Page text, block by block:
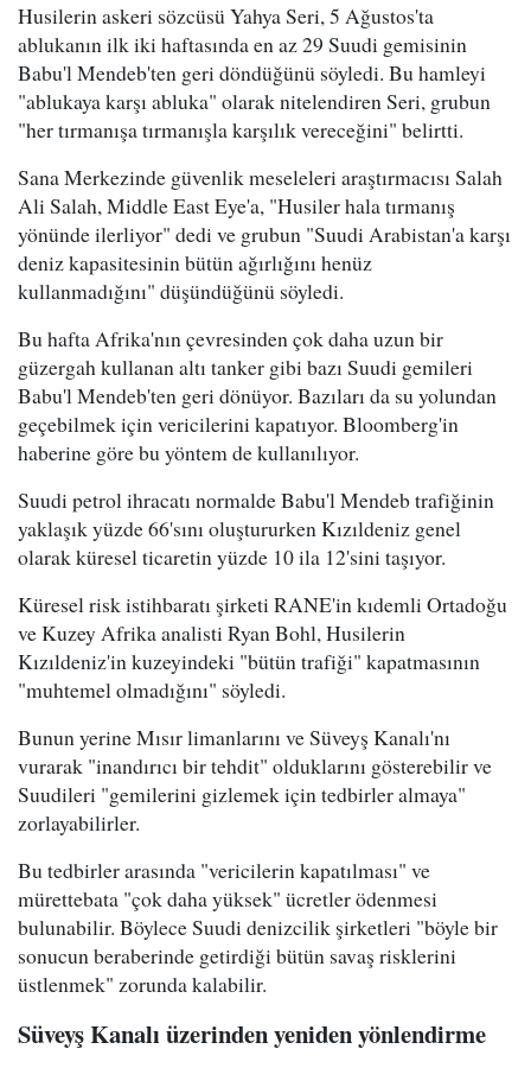
Husilerin askeri sözcüsü Yahya Seri, 5 Ağustos'ta
ablukanın ilk iki haftasında en az 29 Suudi gemisinin
Babu'l Mendeb'ten geri döndüğünü söyledi. Bu hamleyi
"ablukaya karşı abluka" olarak nitelendiren Seri, grubun
"her tırmanışa tırmanışla karşılık vereceğini" belirtti.
Sana Merkezinde güvenlik meseleleri araştırmacısı Salah
Ali Salah, Middle East Eye'a, "Husiler hala tırmanış
yönünde ilerliyor" dedi ve grubun "Suudi Arabistan'a karşı
deniz kapasitesinin bütün ağırlığını henüz
kullanmadığını" düşündüğünü söyledi.
Bu hafta Afrika'nın çevresinden çok daha uzun bir
güzergah kullanan altı tanker gibi bazı Suudi gemileri
Babu'l Mendeb'ten geri dönüyor. Bazıları da su yolundan
geçebilmek için vericilerini kapatıyor. Bloomberg'in
haberine göre bu yöntem de kullanılıyor.
Suudi petrol ihracatı normalde Babu'l Mendeb trafiğinin
yaklaşık yüzde 66'sını oluştururken Kızıldeniz genel
olarak küresel ticaretin yüzde 10 ila 12'sini taşıyor.
Küresel risk istihbaratı şirketi RANE'in kıdemli Ortadoğu
ve Kuzey Afrika analisti Ryan Bohl, Husilerin
Kızıldeniz'in kuzeyindeki "bütün trafiği" kapatmasının
"muhtemel olmadığını" söyledi.
Bunun yerine Mısır limanlarını ve Süveyş Kanalı'nı
vurarak "inandırıcı bir tehdit" olduklarını gösterebilir ve
Suudileri "gemilerini gizlemek için tedbirler almaya"
zorlayabilirler.
Bu tedbirler arasında "vericilerin kapatılması" ve
mürettebata "çok daha yüksek" ücretler ödenmesi
bulunabilir. Böylece Suudi denizcilik şirketleri "böyle bir
sonucun beraberinde getirdiği bütün savaş risklerini
üstlenmek" zorunda kalabilir.
Süveyş Kanalı üzerinden yeniden yönlendirme